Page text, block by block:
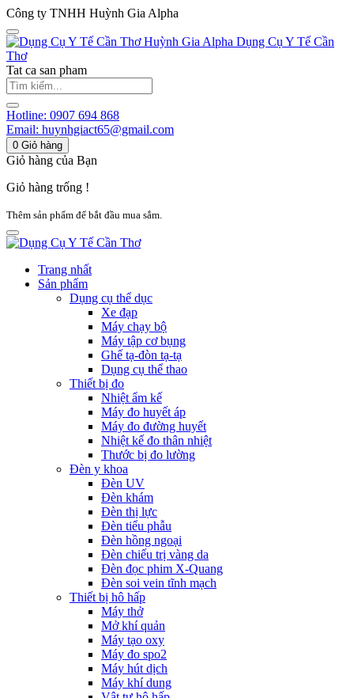
Công ty TNHH Huỳnh Gia Alpha
Huỳnh Gia Alpha Dụng Cụ Y Tế Cần
Thơ
Tat ca san pham
Hotline: 0907 694 868
Email: huynhgiact65@gmail.com
0 Giỏ hàng
Giỏ hàng của Bạn
Giỏ hàng trống !
Thêm sản phẩm để bắt đầu mua sắm.
Trang nhất
Sản phẩm
Dụng cụ thể dục
Xe đạp
Máy chạy bộ
Máy tập cơ bụng
Ghế tạ-đòn tạ-tạ
Dụng cụ thể thao
Thiết bị đo
Nhiệt ẩm kế
Máy đo huyết áp
Máy đo đường huyết
Nhiệt kế đo thân nhiệt
Thước bị đo lường
Đèn y khoa
Đèn UV
Đèn khám
Đèn thị lực
Đèn tiểu phẫu
Đèn hồng ngoại
Đèn chiếu trị vàng da
Đèn đọc phim X-Quang
Đèn soi vein tĩnh mạch
Thiết bị hô hấp
Máy thở
Mở khí quản
Máy tạo oxy
Máy đo spo2
Máy hút dịch
Máy khí dung